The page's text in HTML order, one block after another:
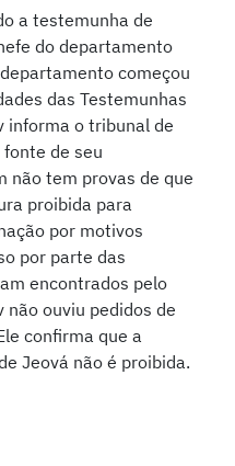
a testemunha de
do departamento
começou
das Testemunhas
informa o tribunal de
de seu
não tem provas de que
proibida para
por motivos
por parte das
encontrados pelo
não ouviu pedidos de
confirma que a
Jeová não é proibida.